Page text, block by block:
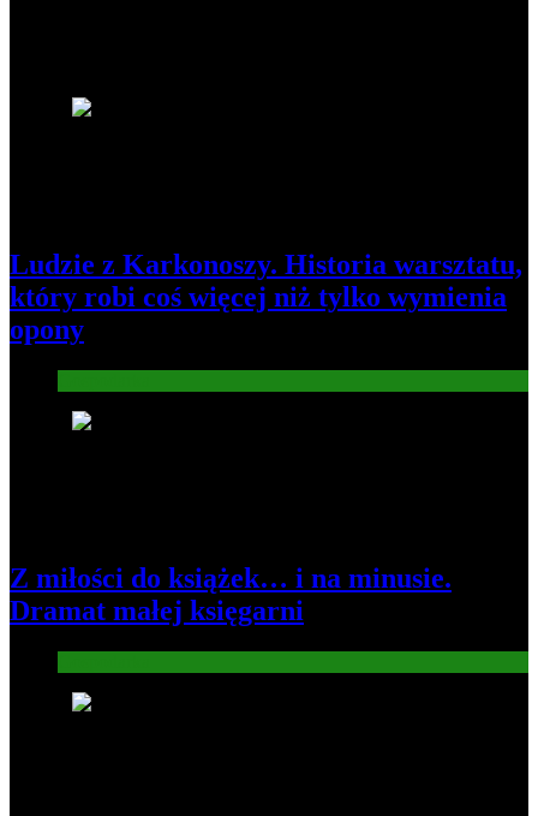
Ludzie z Karkonoszy. Historia warsztatu,
który robi coś więcej niż tylko wymienia
opony
Z miłości do książek… i na minusie.
Dramat małej księgarni